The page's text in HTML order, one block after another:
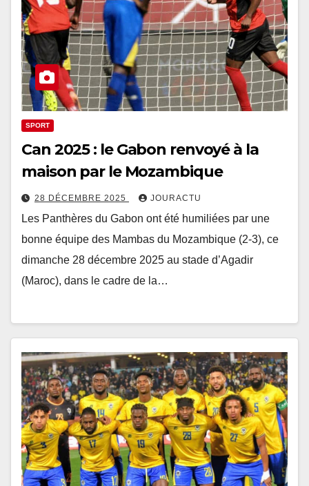
SPORT
Can 2025 : le Gabon renvoyé à la
maison par le Mozambique
28 DÉCEMBRE 2025 JOURACTU
Les Panthères du Gabon ont été humiliées par une
bonne équipe des Mambas du Mozambique (2-3), ce
dimanche 28 décembre 2025 au stade d’Agadir
(Maroc), dans le cadre de la…